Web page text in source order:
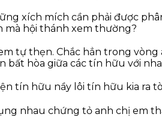
xích mích cần phải được
mà hội thánh xem thường?
tự thẹn. Chắc hẳn trong
bất hòa giữa các tín hữu với
tín hữu nầy lôi tín hữu kia ra
nhau chứng tỏ anh chị em